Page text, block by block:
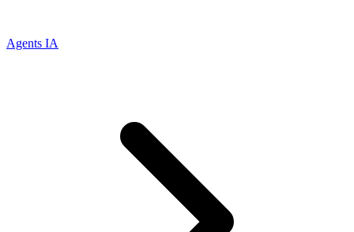
Agents IA